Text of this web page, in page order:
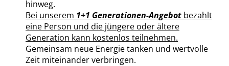
hinweg.
Bei unserem 1+1 Generationen-Angebot bezahlt
eine Person und die jüngere oder ältere
Generation kann kostenlos teilnehmen.
Gemeinsam neue Energie tanken und wertvolle
Zeit miteinander verbringen.